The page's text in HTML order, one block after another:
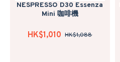
NESPRESSO D30 Essenza
Mini 咖啡機
HK$1,010 HK$1,088